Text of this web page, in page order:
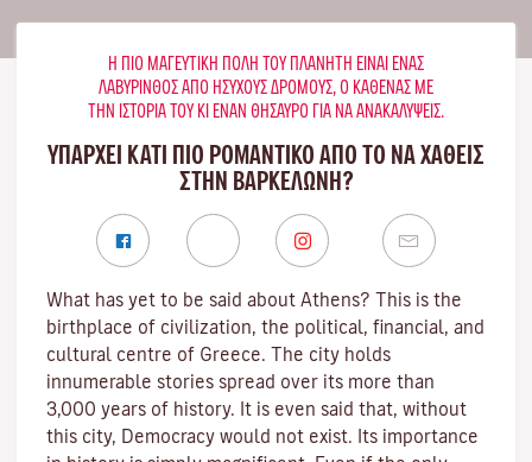
Η ΠΙΟ ΜΑΓΕΥΤΙΚΉ ΠΌΛΗ ΤΟΥ ΠΛΑΝΉΤΗ ΕΊΝΑΙ ΈΝΑΣ
ΛΑΒΎΡΙΝΘΟΣ ΑΠΌ ΉΣΥΧΟΥΣ ΔΡΌΜΟΥΣ, Ο ΚΑΘΈΝΑΣ ΜΕ
ΤΗΝ ΙΣΤΟΡΊΑ ΤΟΥ ΚΙ ΈΝΑΝ ΘΗΣΑΥΡΌ ΓΙΑ ΝΑ ΑΝΑΚΑΛΎΨΕΙΣ.
ΥΠΑΡΧΕΙ ΚΑΤΙ ΠΙΟ ΡΟΜΑΝΤΙΚΟ ΑΠΟ ΤΟ ΝΑ ΧΑΘΕΙΣ
ΣΤΗΝ ΒΑΡΚΕΛΏΝΗ?
What has yet to be said about Athens? This is the
birthplace of civilization, the political, financial, and
cultural centre of Greece. The city holds
innumerable stories spread over its more than
3,000 years of history. It is even said that, without
this city, Democracy would not exist. Its importance